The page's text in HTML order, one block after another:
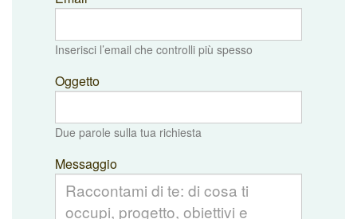
Inserisci l’email che controlli più spesso
Oggetto
Due parole sulla tua richiesta
Messaggio